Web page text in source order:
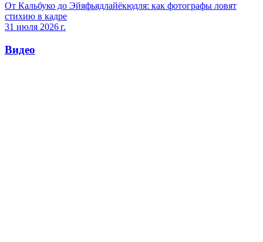
От Кальбуко до Эйяфьядлайёкюдля: как фотографы ловят
стихию в кадре
31 июля 2026 г.
Видео